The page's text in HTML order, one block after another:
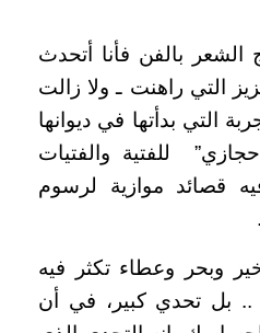
بالفن فأنا أتحدث
التي راهنت ـ ولا زالت
التي بدأتها في ديوانها
للفتية والفتيات
قصائد موازية لرسوم
وبحر وعطاء تكثر فيه
.. بل تحدي كبير، في أن